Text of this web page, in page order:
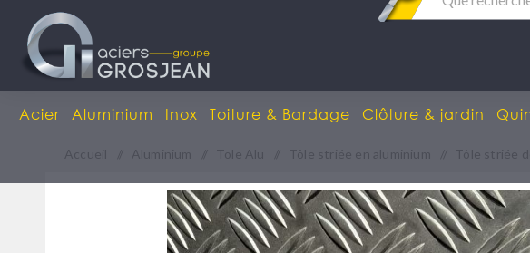
Acier Aluminium Inox Toiture & Bardage Clôture & jardin
Accueil Aluminium Tole Alu Tôle striée en aluminium Tôle striée